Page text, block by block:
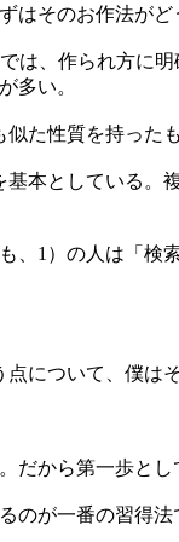
そのお作法がど
は、作られ方に
多い。
た性質を持った
本としている
1）の人は「
について、僕は
から第一歩と
が一番の習得法